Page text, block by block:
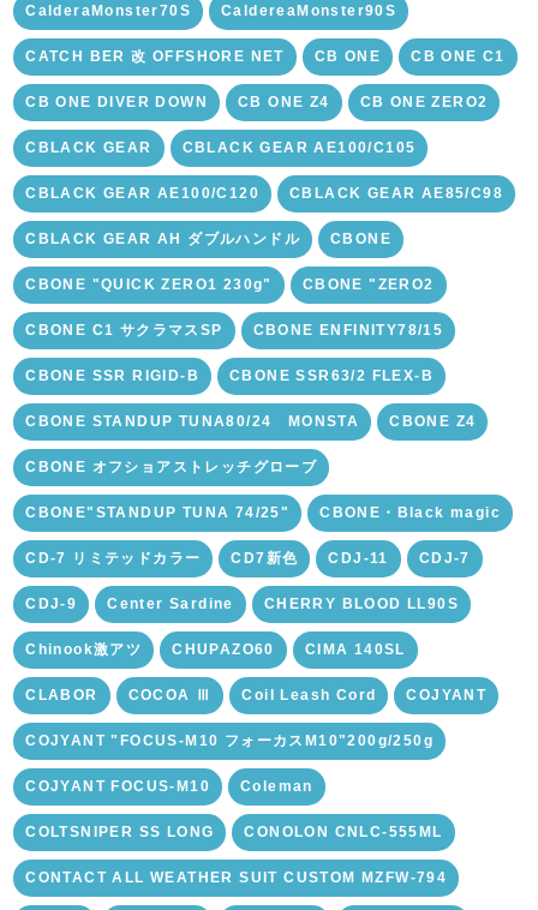
CalderaMonster70S CaldereaMonster90S
CATCH BER 改 OFFSHORE NET CB ONE CB ONE C1
CB ONE DIVER DOWN CB ONE Z4 CB ONE ZERO2
CBLACK GEAR CBLACK GEAR AE100/C105
CBLACK GEAR AE100/C120 CBLACK GEAR AE85/C98
CBLACK GEAR AH ダブルハンドル CBONE
CBONE "QUICK ZERO1 230g" CBONE "ZERO2
CBONE C1 サクラマスSP CBONE ENFINITY78/15
CBONE SSR RIGID-B CBONE SSR63/2 FLEX-B
CBONE STANDUP TUNA80/24 MONSTA CBONE Z4
CBONE オフショアストレッチグローブ
CBONE"STANDUP TUNA 74/25" CBONE・Black magic
CD-7 リミテッドカラー CD7新色 CDJ-11 CDJ-7
CDJ-9 Center Sardine CHERRY BLOOD LL90S
Chinook激アツ CHUPAZO60 CIMA 140SL
CLABOR COCOA Ⅲ Coil Leash Cord COJYANT
COJYANT "FOCUS-M10 フォーカスM10"200g/250g
COJYANT FOCUS-M10 Coleman
COLTSNIPER SS LONG CONOLON CNLC-555ML
CONTACT ALL WEATHER SUIT CUSTOM MZFW-794